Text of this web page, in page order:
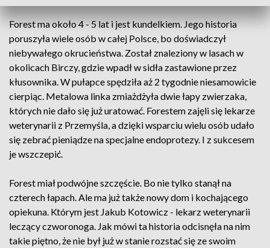
Forest ma około 4 - 5 lat i jest kundelkiem. Jego historia
poruszyła wiele osób w całej Polsce, bo doświadczył
niebywałego okrucieństwa. Został znaleziony w lasach w
okolicach Birczy, gdzie wpadł w sidła zastawione przez
kłusownika. W pułapce spędziła aż 2 tygodnie niesamowicie
cierpiąc. Metalowa linka zmiażdżyła dwie łapy zwierzaka,
których nie dało się już uratować. Forestem zajęli się lekarze
weterynarii z Przemyśla, a dzięki wsparciu wielu osób udało
się zebrać pieniądze na specjalne endoprotezy. I z sukcesem
je wszczepić.
Forest miał podwójne szczęście. Bo nie tylko stanął na
czterech łapach. Ale ma już także nowy dom i kochającego
opiekuna. Którym jest Jakub Kotowicz - lekarz weterynarii
leczący czworonoga. Jak mówi ta historia odcisnęła na nim
takie piętno, że nie był już w stanie rozstać się ze swoim